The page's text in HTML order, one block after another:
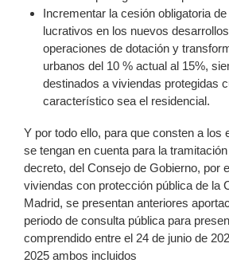
Incrementar la cesión obligatoria
lucrativos en los nuevos
operaciones de dotación y
urbanos del 10 % actual al 15%,
destinados a viviendas protegidas
característico sea el residencial.
Y por todo ello, para que consten a los
se tengan en cuenta para la
decreto, del Consejo de Gobierno, por
viviendas con protección pública de la
Madrid, se presentan anteriores
periodo de consulta pública para
comprendido entre el 24 de junio de
2025 ambos incluidos